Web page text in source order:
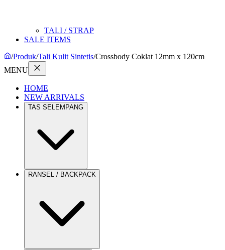
TALI / STRAP
SALE ITEMS
/Produk/Tali Kulit Sintetis/Crossbody Coklat 12mm x 120cm
MENU
HOME
NEW ARRIVALS
TAS SELEMPANG
RANSEL / BACKPACK